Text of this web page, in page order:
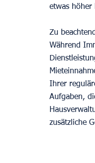
etwas höher
Zu
Während
Ihrer
Aufgaben,
zusätzliche